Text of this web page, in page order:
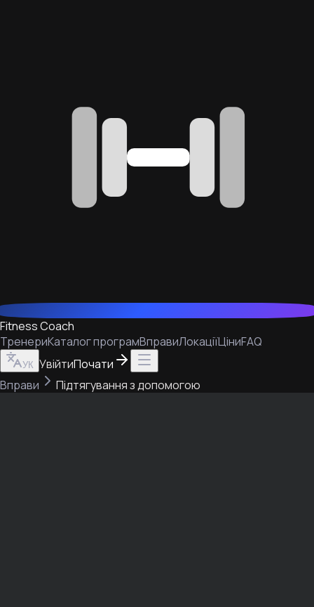
Fitness Coach
ТренериКаталог програмВправиЛокаціїЦіниFAQ
УК УвійтиПочати
Вправи
Підтягування з допомогою